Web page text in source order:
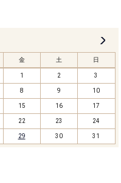
金 土 日
1 2 3
8 9 10
15 16 17
22 23 24
29 30 31